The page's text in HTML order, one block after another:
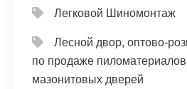
Легковой Шиномонтаж
Лесной двор, оптово-
по продаже
мазонитовых дверей